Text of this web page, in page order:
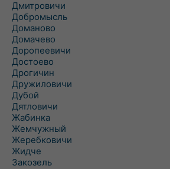
Дмитровичи
Добромысль
Доманово
Домачево
Доропеевичи
Достоево
Дрогичин
Дружиловичи
Дубой
Дятловичи
Жабинка
Жемчужный
Жеребковичи
Жидче
Закозель